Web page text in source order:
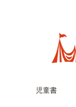
児童書